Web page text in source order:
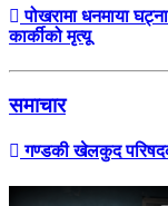
पोखरामा धनमाया
कार्कीको मृत्यू
समाचार
गण्डकी खेलकुद